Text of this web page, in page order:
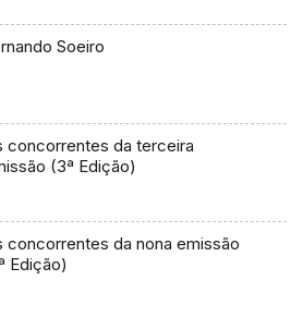
Soeiro
concorrentes da terceira
(3ª Edição)
concorrentes da nona emissão
Edição)